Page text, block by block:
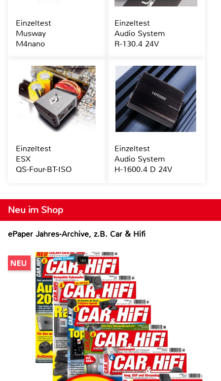
Neu im Shop
ePaper Jahres-Archive, z.B. Car & Hifi
Einzeltest
Musway
M4nano
Einzeltest
Audio System
R-130.4 24V
Einzeltest
ESX
QS-Four-BT-ISO
Einzeltest
Audio System
H-1600.4 D 24V